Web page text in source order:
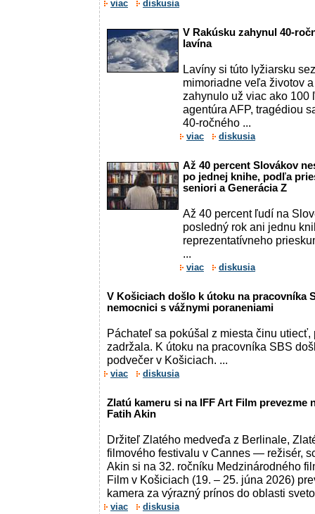
viac diskusia
V Rakúsku zahynul 40-
lavína
Lavíny si túto lyžiarsku
mimoriadne veľa životov
zahynulo už viac ako 100
agentúra AFP, tragédiou
40-ročného ...
viac diskusia
Až 40 percent Slovákov
po jednej knihe, podľa
seniori a Generácia Z
Až 40 percent ľudí na
posledný rok ani jednu
reprezentatívneho
...
viac diskusia
V Košiciach došlo k útoku na pracovníka
nemocnici s vážnymi poraneniami
Páchateľ sa pokúšal z miesta činu
zadržala. K útoku na pracovníka SBS
podvečer v Košiciach. ...
viac diskusia
Zlatú kameru si na IFF Art Film prevezme
Fatih Akin
Držiteľ Zlatého medveďa z Berlinale,
filmového festivalu v Cannes — režisér,
Akin si na 32. ročníku Medzinárodného
Film v Košiciach (19. – 25. júna 2026)
kamera za výrazný prínos do oblasti
viac diskusia